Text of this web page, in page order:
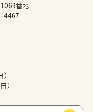
番地
4467
）